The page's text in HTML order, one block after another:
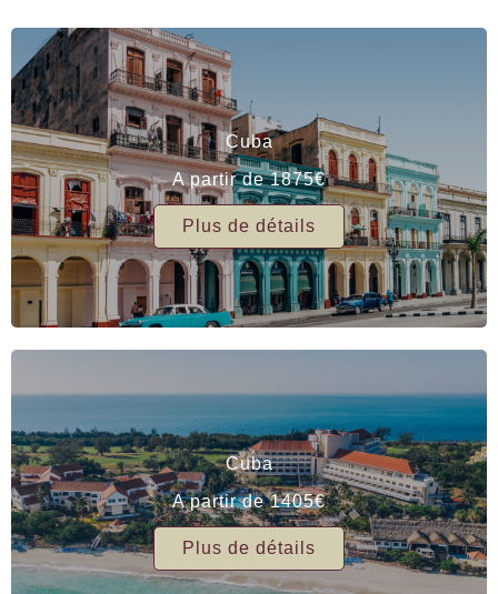
tout empiètement moderne. À La Havane, Trinidad,
Remedios et Camagüey, où les places majestueuses
et les ruelles pavées racontent d’anciennes
histoires de richesse et d’intrigue, l’atmosphère et
l’architecture sont particulièrement fascinantes.
Cependant, de nombreuses structures sont encore
en ruines, malgré quelques zones de préservation,
notamment de vieilles douairières qui ont besoin
d’une cure de jouvence. Ces héritages pourraient
pourtant renaître grâce à de nouveaux
financements. En effet, plusieurs d’entre eux ont
magnifiques maisons d’hôtes privées ou des
restaurants à thème rétro qui affichent fièrement
leur important passé historique.
Le réveil d’une nation
Il n’y a presque jamais eu de meilleur moment pour
voyager à Cuba. L’industrie privée montre les
premiers signes d’un printemps créatif, mais la
Cuba
A partir de 1875€
Plus de détails
Cuba
A partir de 1405€
Plus de détails